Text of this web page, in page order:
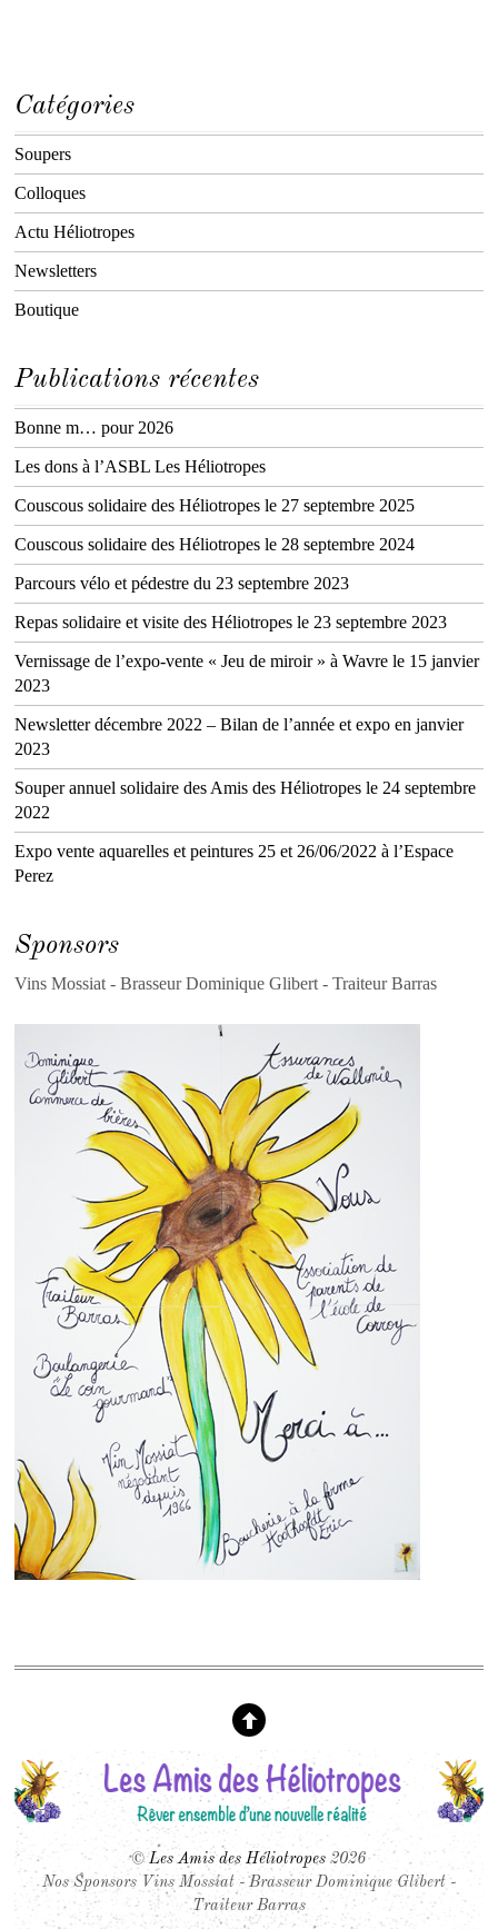
Catégories
Soupers
Colloques
Actu Héliotropes
Newsletters
Boutique
Publications récentes
Bonne m… pour 2026
Les dons à l’ASBL Les Héliotropes
Couscous solidaire des Héliotropes le 27 septembre 2025
Couscous solidaire des Héliotropes le 28 septembre 2024
Parcours vélo et pédestre du 23 septembre 2023
Repas solidaire et visite des Héliotropes le 23 septembre 2023
Vernissage de l’expo-vente « Jeu de miroir » à Wavre le 15 janvier
2023
Newsletter décembre 2022 – Bilan de l’année et expo en janvier
2023
Souper annuel solidaire des Amis des Héliotropes le 24 septembre
2022
Expo vente aquarelles et peintures 25 et 26/06/2022 à l’Espace
Perez
Sponsors
Vins Mossiat - Brasseur Dominique Glibert - Traiteur Barras
©Les Amis des Héliotropes 2026
Nos Sponsors Vins Mossiat - Brasseur Dominique Glibert -
Traiteur Barras